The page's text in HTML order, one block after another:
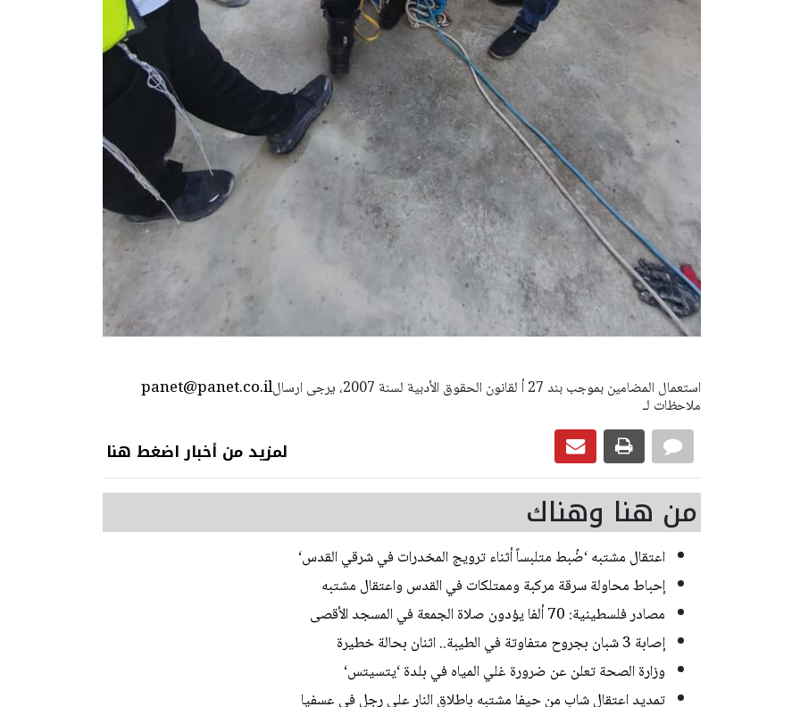
panet@panet.co.ilاستعمال المضامين بموجب بند 27 أ لقانون الحقوق الأدبية لسنة 2007، يرجى ارسال
ملاحظات لـ
لمزيد من أخبار اضغط هنا
من هنا وهناك
اعتقال مشتبه ‘ضُبط متلبساً أثناء ترويج المخدرات في شرقي القدس‘
إحباط محاولة سرقة مركبة وممتلكات في القدس واعتقال مشتبه
مصادر فلسطينية: 70 ألفا يؤدون صلاة الجمعة في المسجد الأقصى
إصابة 3 شبان بجروح متفاوتة في الطيبة.. اثنان بحالة خطيرة
وزارة الصحة تعلن عن ضرورة غلي المياه في بلدة ‘يتسيتس‘
تمديد اعتقال شاب من حيفا مشتبه باطلاق النار على رجل في عسفيا